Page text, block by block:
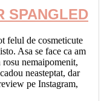
SPANGLED
felul de cosmeticute
Asa se face ca am
rosu nemaipomenit,
neasteptat, dar
pe Instagram,